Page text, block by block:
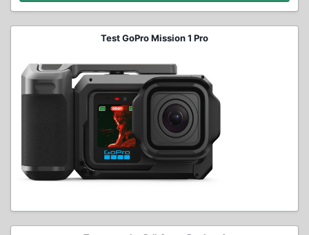
Test GoPro Mission 1 Pro